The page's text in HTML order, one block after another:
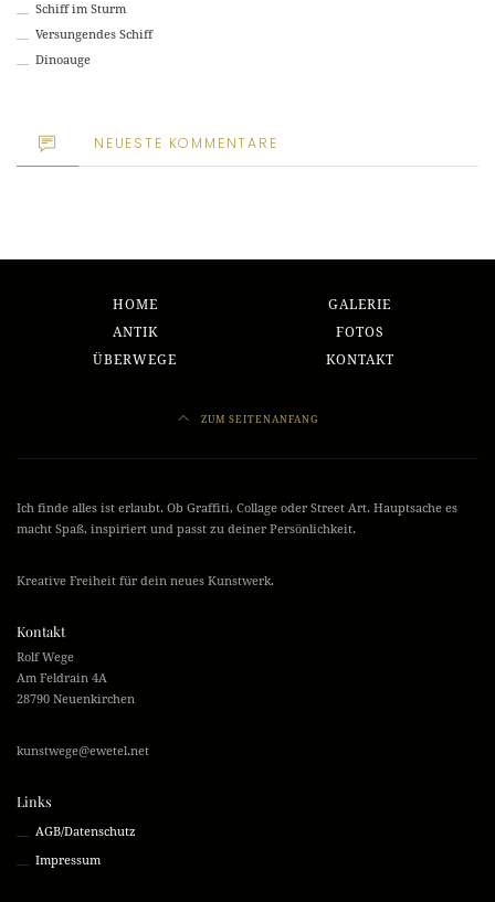
Schiff im Sturm
Versungendes Schiff
Dinoauge
NEUESTE KOMMENTARE
HOME
GALERIE
ANTIK
FOTOS
ÜBERWEGE
KONTAKT
ZUM SEITENANFANG
Ich finde alles ist erlaubt. Ob Graffiti, Collage oder Street Art. Hauptsache es
macht Spaß, inspiriert und passt zu deiner Persönlichkeit.
Kreative Freiheit für dein neues Kunstwerk.
Kontakt
Rolf Wege
Am Feldrain 4A
28790 Neuenkirchen
kunstwege@ewetel.net
Links
AGB/Datenschutz
Impressum